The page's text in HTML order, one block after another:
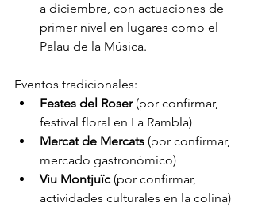
a diciembre, con actuaciones de
primer nivel en lugares como el
Palau de la Música.
Eventos tradicionales:
Festes del Roser (por confirmar,
festival floral en La Rambla)
Mercat de Mercats (por confirmar,
mercado gastronómico)
Viu Montjuïc (por confirmar,
actividades culturales en la colina)